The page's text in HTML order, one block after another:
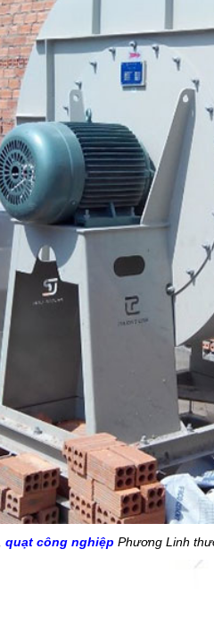
quạt công nghiệp Phương Linh